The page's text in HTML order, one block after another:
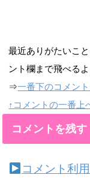
最近ありがたいこ
ント欄まで飛べる
⇒一番下のコメン
↑コメントの一番上
コメントを残す
コメント利